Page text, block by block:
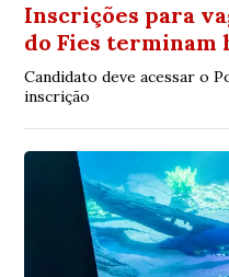
Inscrições para
do Fies terminam
Candidato deve acessar o
inscrição